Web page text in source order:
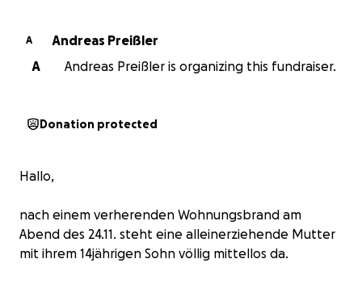
A
Andreas Preißler
A
Andreas Preißler is organizing this fundraiser.
Donation protected
Hallo,
nach einem verherenden Wohnungsbrand am
Abend des 24.11. steht eine alleinerziehende Mutter
mit ihrem 14jährigen Sohn völlig mittellos da.